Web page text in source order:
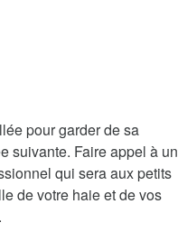
pour garder de sa
suivante. Faire appel à un
qui sera aux petits
de votre haie et de vos